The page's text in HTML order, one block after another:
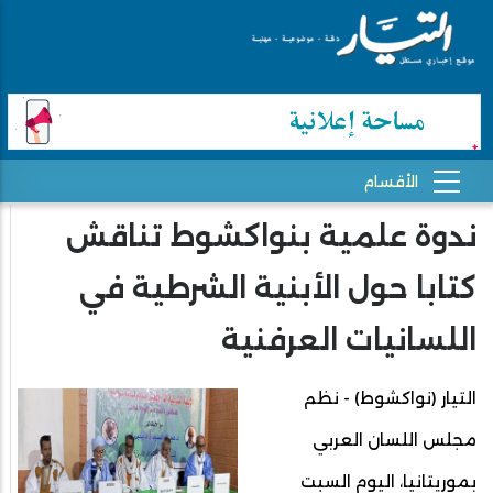
ندوة علمية بنواكشوط تناقش
كتابا حول الأبنية الشرطية في
اللسانيات العرفنية
التيار (نواكشوط) - نظم
مجلس اللسان العربي
بموريتانيا، اليوم السبت